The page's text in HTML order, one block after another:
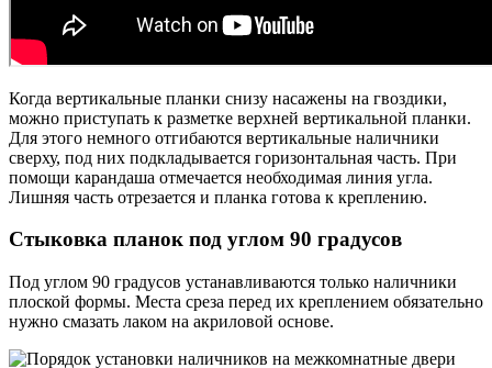
Когда вертикальные планки снизу насажены на гвоздики,
можно приступать к разметке верхней вертикальной планки.
Для этого немного отгибаются вертикальные наличники
сверху, под них подкладывается горизонтальная часть. При
помощи карандаша отмечается необходимая линия угла.
Лишняя часть отрезается и планка готова к креплению.
Стыковка планок под углом 90 градусов
Под углом 90 градусов устанавливаются только наличники
плоской формы. Места среза перед их креплением обязательно
нужно смазать лаком на акриловой основе.